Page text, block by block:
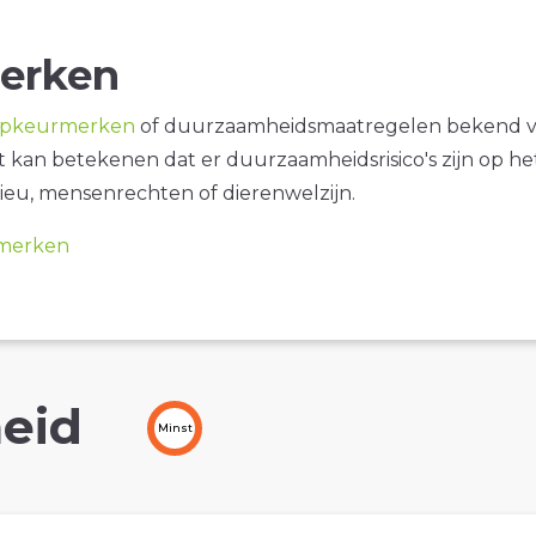
of duurzaamheidsmaatregelen bekend
kan betekenen dat er duurzaamheidsrisico's zijn op
mensenrechten of dierenwelzijn.
Minst